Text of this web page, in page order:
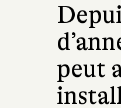
peut